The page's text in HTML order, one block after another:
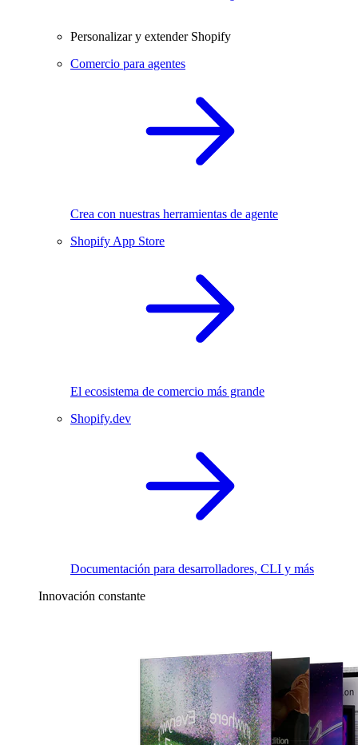
Personalizar y extender Shopify
Comercio para agentes
Crea con nuestras herramientas de agente
Shopify App Store
El ecosistema de comercio más grande
Shopify.dev
Documentación para desarrolladores, CLI y más
Innovación constante